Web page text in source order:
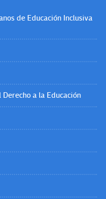
de Educación Inclusiva
a la Educación